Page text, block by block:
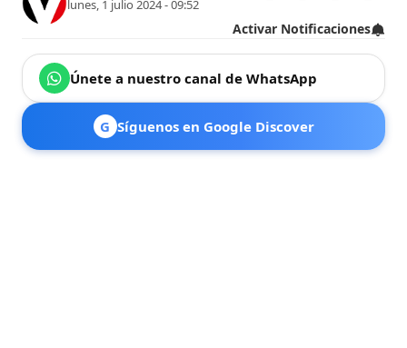
lunes, 1 julio 2024 - 09:52
Activar Notificaciones
Únete a nuestro canal de WhatsApp
G Síguenos en Google Discover